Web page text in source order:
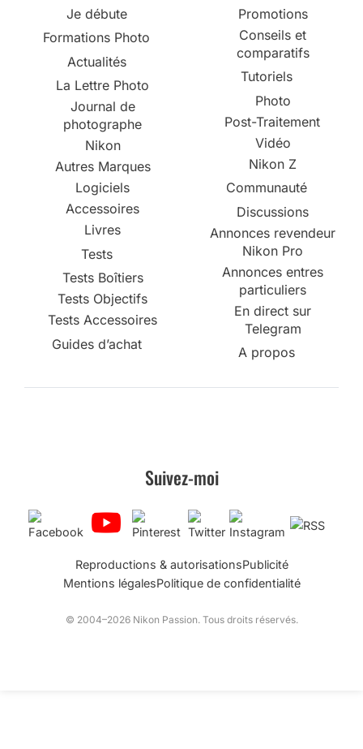
Je débute
Formations Photo
Actualités
La Lettre Photo
Journal de
photographe
Nikon
Autres Marques
Logiciels
Accessoires
Livres
Tests
Tests Boîtiers
Tests Objectifs
Tests Accessoires
Guides d’achat
Promotions
Conseils et
comparatifs
Tutoriels
Photo
Post-Traitement
Vidéo
Nikon Z
Communauté
Discussions
Annonces revendeur
Nikon Pro
Annonces entres
particuliers
En direct sur
Telegram
A propos
Suivez-moi
Reproductions & autorisationsPublicité
Mentions légalesPolitique de confidentialité
© 2004–2026 Nikon Passion. Tous droits réservés.